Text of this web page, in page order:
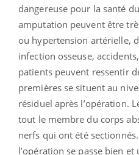
dangereuse pour la santé
amputation peuvent être
ou hypertension artérielle,
infection osseuse,
patients peuvent ressentir
premières se situent au
résiduel après l’opération.
tout le membre du corps
nerfs qui ont été
l’opération se passe bien